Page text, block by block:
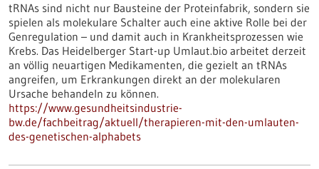
tRNAs sind nicht nur Bausteine der Proteinfabrik, sondern sie
spielen als molekulare Schalter auch eine aktive Rolle bei der
Genregulation – und damit auch in Krankheitsprozessen wie
Krebs. Das Heidelberger Start-up Umlaut.bio arbeitet derzeit
an völlig neuartigen Medikamenten, die gezielt an tRNAs
angreifen, um Erkrankungen direkt an der molekularen
Ursache behandeln zu können.
https://www.gesundheitsindustrie-
bw.de/fachbeitrag/aktuell/therapieren-mit-den-umlauten-
des-genetischen-alphabets